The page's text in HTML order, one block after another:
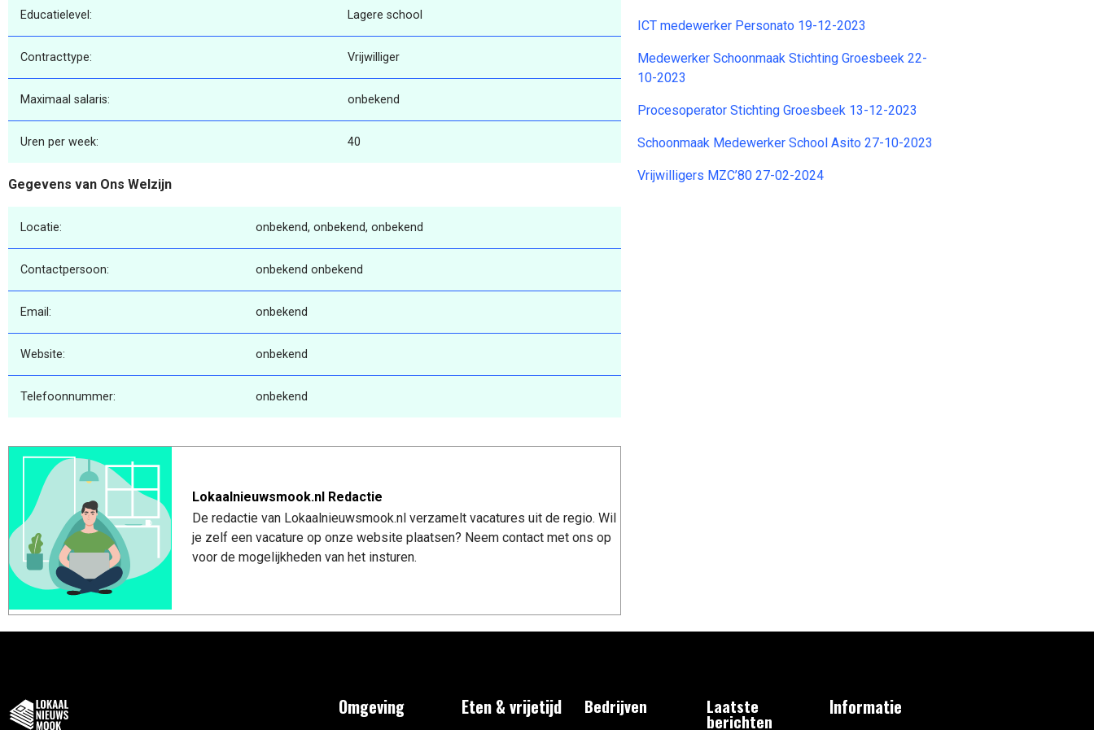
Educatielevel: Lagere school
Contracttype: Vrijwilliger
Maximaal salaris: onbekend
Uren per week: 40
Gegevens van Ons Welzijn
Locatie: onbekend, onbekend, onbekend
Contactpersoon: onbekend onbekend
Email: onbekend
Website: onbekend
Telefoonnummer: onbekend
Lokaalnieuwsmook.nl Redactie
De redactie van Lokaalnieuwsmook.nl verzamelt vacatures uit de regio. Wil
je zelf een vacature op onze website plaatsen? Neem contact met ons op
voor de mogelijkheden van het insturen.
ICT medewerker Personato 19-12-2023
Medewerker Schoonmaak Stichting Groesbeek 22-
10-2023
Procesoperator Stichting Groesbeek 13-12-2023
Schoonmaak Medewerker School Asito 27-10-2023
Vrijwilligers MZC’80 27-02-2024
Omgeving Eten & vrijetijd Bedrijven Laatste
berichten
Informatie